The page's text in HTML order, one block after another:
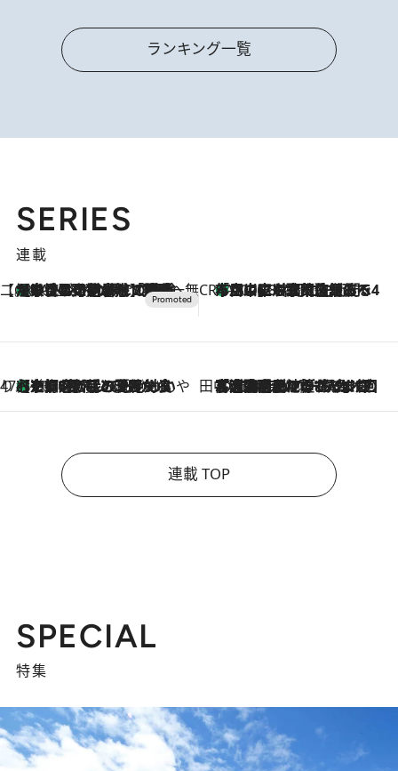
ランキング一覧
SERIES
連載
【CREA×星野リゾート】唯一無二。癒しと発見が待つ場所へ
2026.8.7
【トンボの足水浴】ヒノキの香りに包まれて涼感マックス！約13℃の湧水かけ流しを避暑地「星野温泉 トンボの湯」で体験 CREA'S CHOICE
2026.8.7
「立川にも歌舞伎があるんだよ」 片岡仁左衛門・市川中車ら豪華座組みで4年目の立川立飛歌舞伎へ
47都道府県の手みやげ ひんやりスイーツで夏を満喫
2026.8.7
【京都府】この夏絶対食べたい 冷やしておいしいおやつ3選 ひと口目から心を掴む新緑のテリーヌ 田中稲の勝手に再ブーム
2026.8.7
「湘南乃風に憧れて」観客大盛上がりの“タオル回し”に、ラッパー顔負けの高速歌唱まで…さだまさし（74）のアグレッシブすぎる現在地
連載 TOP
SPECIAL
特集